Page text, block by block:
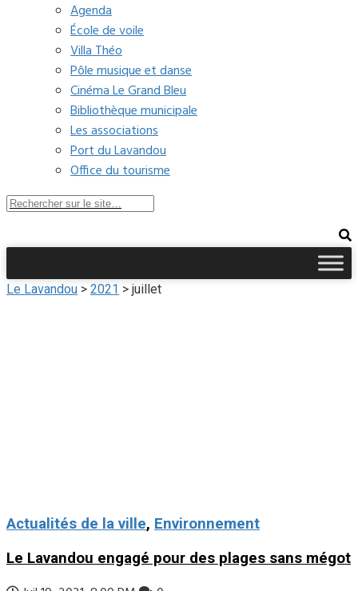
Agenda
École de voile
Villa Théo
Pôle musique et danse
Cinéma Le Grand Bleu
Bibliothèque municipale
Les associations
Port du Lavandou
Office du tourisme
Le Lavandou > 2021 > juillet
Actualités de la ville, Environnement
Le Lavandou engagé pour des plages sans mégot